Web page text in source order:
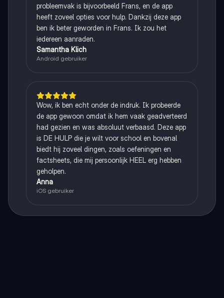
probleemvak is bijvoorbeeld Frans, en de app
heeft zoveel opties voor hulp. Dankzij deze app
ben ik beter geworden in Frans. Ik zou het
iedereen aanraden.
Samantha Klich
Android gebruiker
Wow, ik ben echt onder de indruk. Ik probeerde
de app gewoon omdat ik hem vaak geadverteerd
had gezien en was absoluut verbaasd. Deze app
is DE HULP die je wilt voor school en bovenal
biedt hij zoveel dingen, zoals oefeningen en
factsheets, die mij persoonlijk HEEL erg hebben
geholpen.
Anna
iOS gebruiker